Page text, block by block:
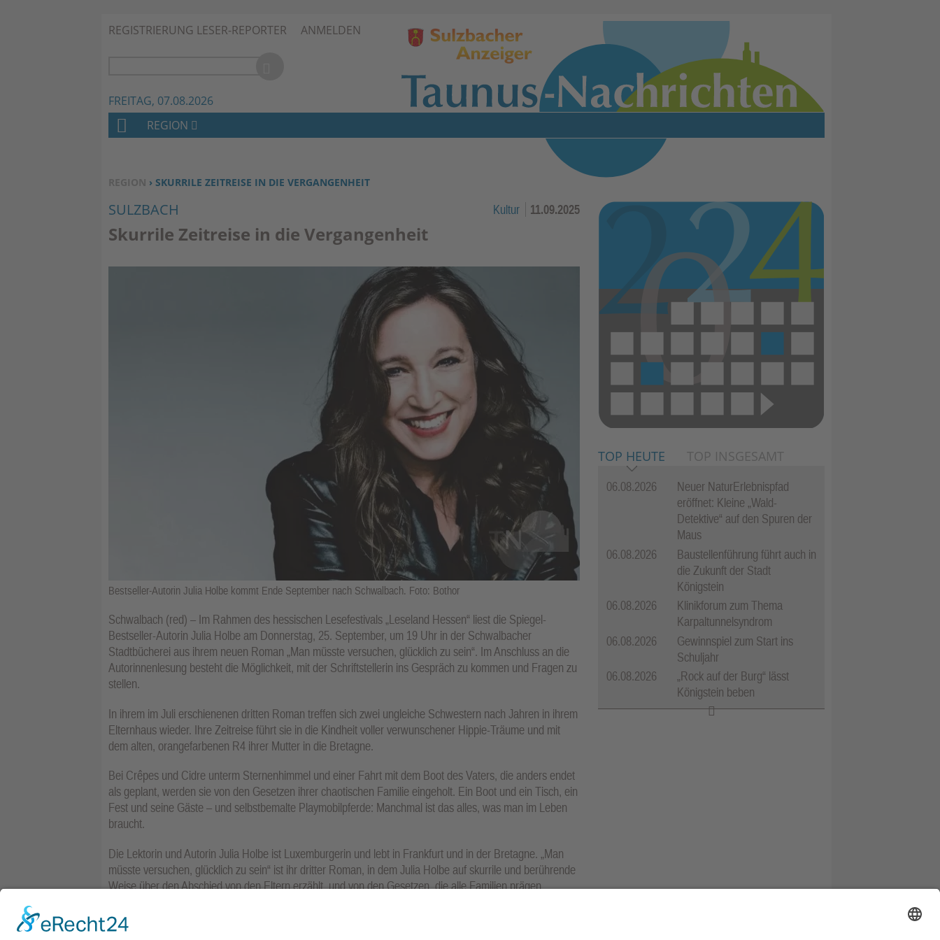
Zum Inhalt springen ↓
REGISTRIERUNG LESER-REPORTER ANMELDEN
FREITAG, 07.08.2026
SIE BEFINDEN SICH HIER:
REGION › SKURRILE ZEITREISE IN DIE VERGANGENHEIT
SULZBACH Kultur 11.09.2025
Skurrile Zeitreise in die Vergangenheit
Bestseller-Autorin Julia Holbe kommt Ende September nach Schwalbach. Foto: Bothor
Schwalbach (red) – Im Rahmen des hessischen Lesefestivals „Leseland Hessen“ liest die Spiegel-
Bestseller-Autorin Julia Holbe am Donnerstag, 25. September, um 19 Uhr in der Schwalbacher
Stadtbücherei aus ihrem neuen Roman „Man müsste versuchen, glücklich zu sein“. Im Anschluss an die
Autorinnenlesung besteht die Möglichkeit, mit der Schriftstellerin ins Gespräch zu kommen und Fragen zu
stellen.
In ihrem im Juli erschienenen dritten Roman treffen sich zwei ungleiche Schwestern nach Jahren in ihrem
Elternhaus wieder. Ihre Zeitreise führt sie in die Kindheit voller verwunschener Hippie-Träume und mit
dem alten, orangefarbenen R4 ihrer Mutter in die Bretagne.
Bei Crêpes und Cidre unterm Sternenhimmel und einer Fahrt mit dem Boot des Vaters, die anders endet
als geplant, werden sie von den Gesetzen ihrer chaotischen Familie eingeholt. Ein Boot und ein Tisch, ein
Fest und seine Gäste – und selbstbemalte Playmobilpferde: Manchmal ist das alles, was man im Leben
braucht.
Die Lektorin und Autorin Julia Holbe ist Luxemburgerin und lebt in Frankfurt und in der Bretagne. „Man
müsste versuchen, glücklich zu sein“ ist ihr dritter Roman, in dem Julia Holbe auf skurrile und berührende
Weise über den Abschied von den Eltern erzählt, und von den Gesetzen, die alle Familien prägen.
Der Eintritt zur Lesung in Schwalbach kostet fünf Euro. Karten gibt es im Vorverkauf in der Stadtbücherei
und in der Geschäftsstelle der Kulturkreis GmbH im Schwalbacher Rathaus sowie an der Abendkasse.
TOP HEUTE TOP INSGESAMT
06.08.2026
Neuer NaturErlebnispfad
eröffnet: Kleine „Wald-
Detektive“ auf den Spuren der
Maus
06.08.2026
Baustellenführung führt auch in
die Zukunft der Stadt
Königstein
06.08.2026
Klinikforum zum Thema
Karpaltunnelsyndrom
06.08.2026
Gewinnspiel zum Start ins
Schuljahr
06.08.2026
„Rock auf der Burg“ lässt
Königstein beben
H
M
E
REGION